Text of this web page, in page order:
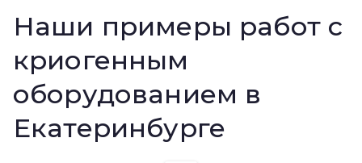
Наши примеры работ с
криогенным
оборудованием в
Екатеринбурге